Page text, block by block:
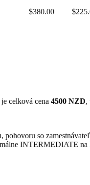
$380.00
celková cena 4500 NZD,
so
INTERMEDIATE